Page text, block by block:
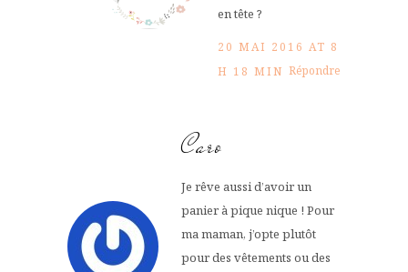
en tête ?
20 MAI 2016 AT 8
H 18 MIN Répondre
Caro
Je rêve aussi d’avoir un
panier à pique nique ! Pour
ma maman, j’opte plutôt
pour des vêtements ou des